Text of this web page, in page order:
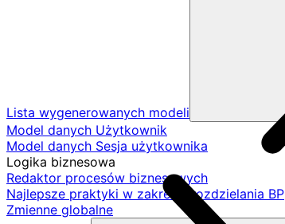
Lista wygenerowanych modeli
Model danych Użytkownik
Model danych Sesja użytkownika
Logika biznesowa
Redaktor procesów biznesowych
Najlepsze praktyki w zakresie rozdzielania BP
Zmienne globalne